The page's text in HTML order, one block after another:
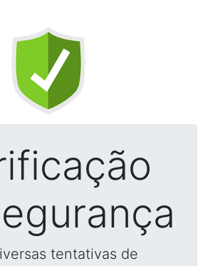
tentativas de